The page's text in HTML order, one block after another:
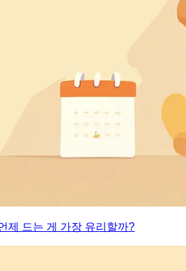
제 드는 게 가장 유리할까?